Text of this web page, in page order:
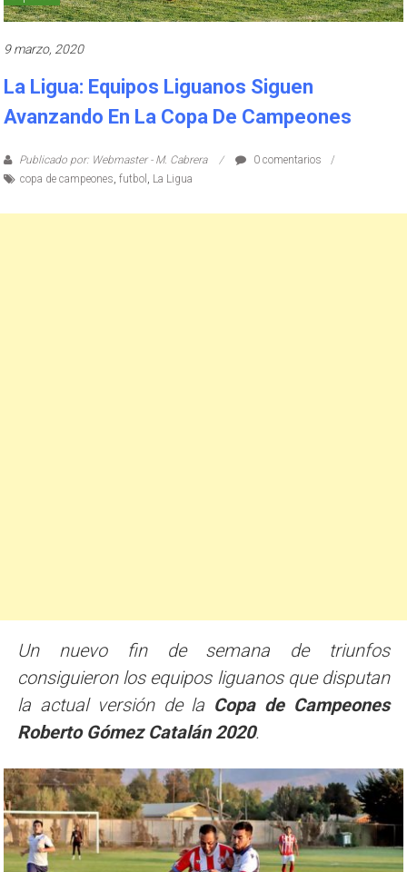
9 marzo, 2020
La Ligua: Equipos Liguanos Siguen
Avanzando En La Copa De Campeones
Publicado por: Webmaster - M. Cabrera
0 comentarios
copa de campeones ,futbol La Ligua
Un nuevo fin de semana de triunfos
consiguieron los equipos liguanos que disputan
la actual versión de la Copa de Campeones
Roberto Gómez Catalán 2020.